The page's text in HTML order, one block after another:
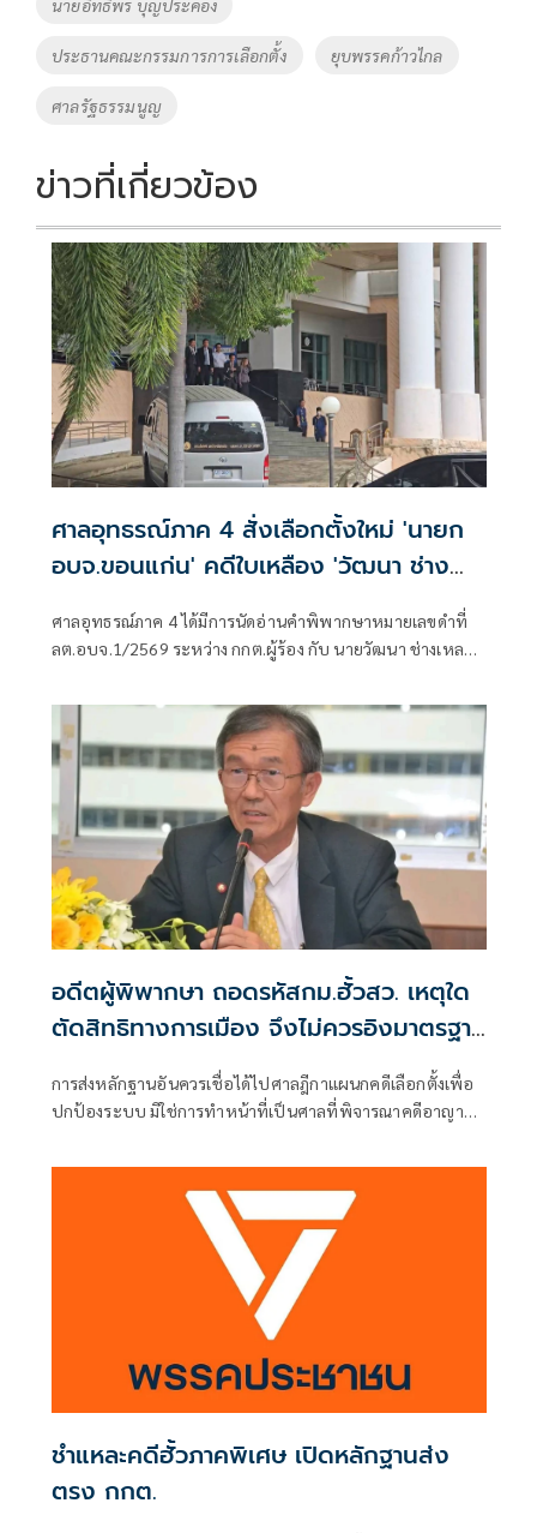
k k
นายอิทธิพร บุญประคอง
ประธานคณะกรรมการการเลือกตั้ง ยุบพรรคก้าวไกล
ศาลรัฐธรรมนูญ
ข่าวที่เกี่ยวข้อง
ศาลอุทธรณ์ภาค 4 สั่งเลือกตั้งใหม่ 'นายก
อบจ.ขอนแก่น' คดีใบเหลือง 'วัฒนา ช่าง
ศาลอุทธรณ์ภาค 4 ได้มีการนัดอ่านคำพิพากษาหมายเลขดำที่
ลต.อบจ.1/2569 ระหว่าง กกต.ผู้ร้อง กับ นายวัฒนา ช่างเหลา
บริหารท้องถิ่น (ขอให้มีการเลือกตั้ง นายก อบจ.ใหม่)
อดีตผู้พิพากษา ถอดรหัสกม.ฮั้วสว. เหตุใด
ตัดสิทธิทางการเมือง จึงไม่ควรอิงมาตรฐาน
เดียวกับคดีอาญา
การส่งหลักฐานอันควรเชื่อได้ไปศาลฎีกาแผนกคดีเลือกตั้งเพื่อ
ปกป้องระบบ มิใช่การทำหน้าที่เป็นศาลที่พิจารณาคดีอาญา
ชำแหละคดีฮั้วภาคพิเศษ เปิดหลักฐานส่ง
ตรง กกต.